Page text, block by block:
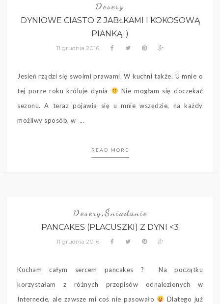
Desery
DYNIOWE CIASTO Z JABŁKAMI I KOKOSOWĄ
PIANKĄ :)
11 grudnia 2016
Jesień rządzi się swoimi prawami. W kuchni także. U mnie o
tej porze roku króluje dynia
Nie mogłam się doczekać
sezonu. A teraz pojawia się u mnie wszędzie, na każdy
możliwy sposób, w ...
READ MORE
Desery, Śniadanie
PANCAKES (PLACUSZKI) Z DYNI <3
11 grudnia 2016
Kocham całym sercem pancakes ? Na początku
korzystałam z różnych przepisów odnalezionych w
Internecie, ale zawsze mi coś nie pasowało
Dlatego już